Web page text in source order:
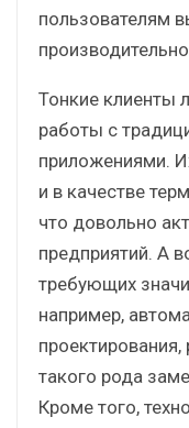
пользователям
Тонкие клиенты
работы с
приложениями.
и в качестве
что довольно
предприятий. А
требующих
например,
такого рода
Кроме того,